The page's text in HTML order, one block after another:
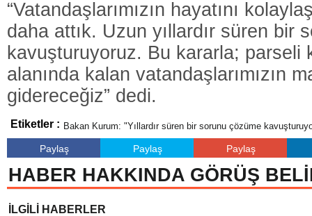
“Vatandaşlarımızın hayatını
daha attık. Uzun yıllardır süren bir
kavuşturuyoruz. Bu kararla; parseli
alanında kalan vatandaşlarımızın
gidereceğiz” dedi.
Etiketler : Bakan Kurum: "Yıllardır süren bir sorunu çözüme
Paylaş Paylaş Paylaş
HABER HAKKINDA GÖRÜŞ
İLGİLİ HABERLER